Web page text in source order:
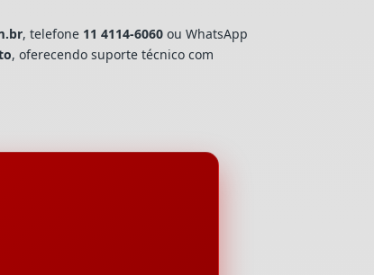
, telefone 11 4114-6060 ou WhatsApp
, oferecendo suporte técnico com